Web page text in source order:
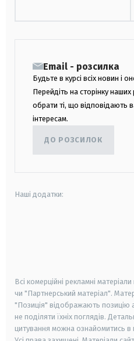
Email - розсилка
Будьте в курсі всіх новин і
Перейдіть на сторінку
обрати ті, що відповідають
інтересам.
ДО РОЗСИЛОК
Наші додатки:
Всі комерційні рекламні
чи "Партнерський матеріал".
"Позиція" відображають позицію
не поділяти їхніх поглядів.
цитування можна ознайомитись в